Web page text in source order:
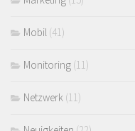
Mobil (41)
Monitoring (11)
Netzwerk (11)